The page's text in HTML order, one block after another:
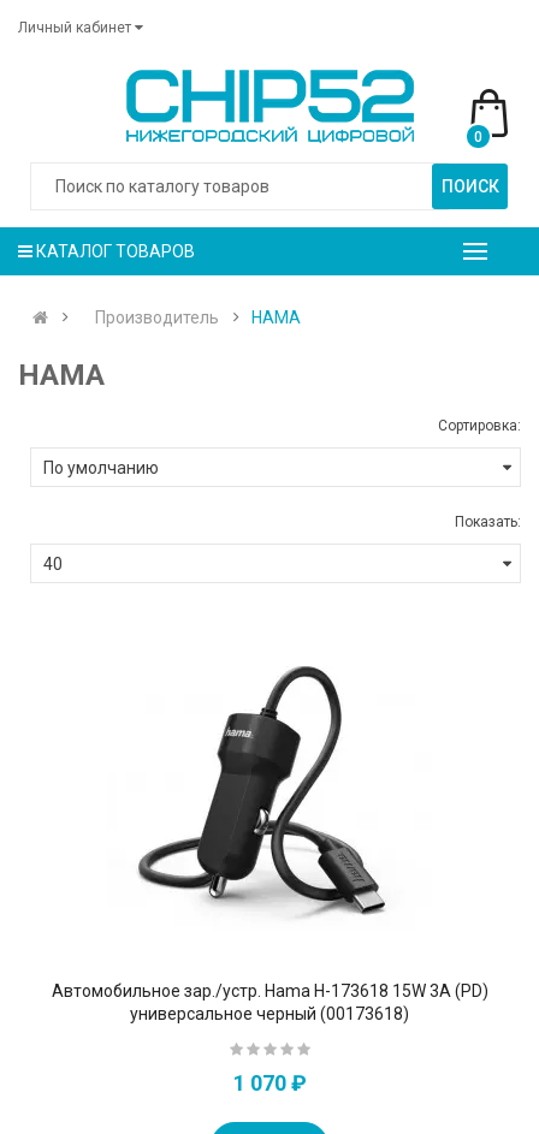
Личный кабинет
ПОИСК
0
КАТАЛОГ ТОВАРОВ
Производитель HAMA
HAMA
Сортировка:
Показать:
Автомобильное зар./устр. Hama H-173618 15W 3A (PD)
универсальное черный (00173618)
1 070 ₽